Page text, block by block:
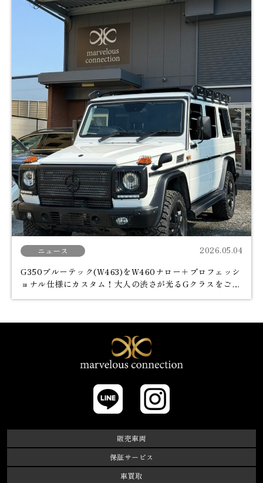
ニュース 2026.05.04
G350ブルーテック(W463)をW460ナロー＋プロフェッシ
ョナル仕様にカスタム！大人の渋さが光るGクラスをご紹
LINE
販売車両
保証サービス
車買取